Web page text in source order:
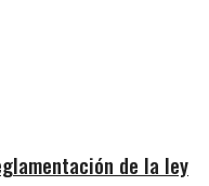
de la ley